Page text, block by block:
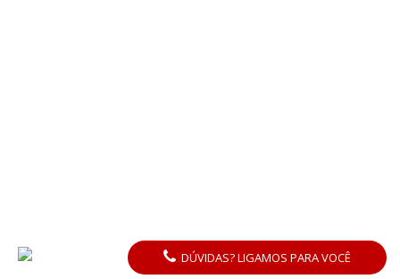
DÚVIDAS? LIGAMOS PARA VOCÊ